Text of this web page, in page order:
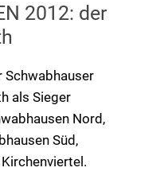
2012: der
Schwabhauser
als Sieger
Nord,
Süd,